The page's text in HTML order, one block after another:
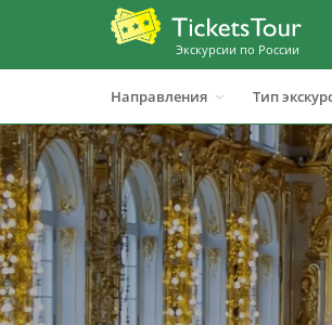
Экскурсии по России
Направления Тип